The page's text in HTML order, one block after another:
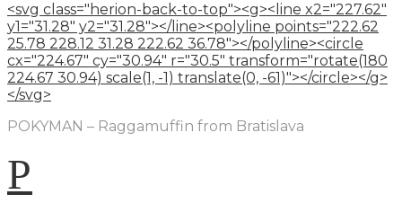
<svg class="herion-back-to-top"><g><line x2="227.62"
y1="31.28" y2="31.28"></line><polyline points="222.62
25.78 228.12 31.28 222.62 36.78"></polyline><circle
cx="224.67" cy="30.94" r="30.5" transform="rotate(180
224.67 30.94) scale(1, -1) translate(0, -61)"></circle></g>
</svg>
POKYMAN – Raggamuffin from Bratislava
P